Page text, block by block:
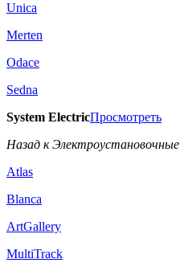
Unica
Merten
Odace
Sedna
System ElectricПросмотреть
Назад к Электроустановочные
Atlas
Blanca
ArtGallery
MultiTrack